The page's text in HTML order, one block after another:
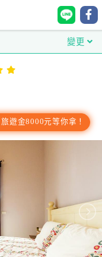
變更
遊金8000元等你拿！